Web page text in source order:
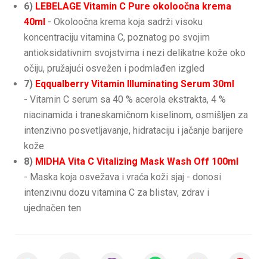
6) LEBELAGE Vitamin C Pure okoloočna krema
40ml - Okoloočna krema koja sadrži visoku
koncentraciju vitamina C, poznatog po svojim
antioksidativnim svojstvima i nezi delikatne kože oko
očiju, pružajući osvežen i podmlađen izgled
7) Eqqualberry Vitamin Illuminating Serum 30ml
- Vitamin C serum sa 40 % acerola ekstrakta, 4 %
niacinamida i traneskamičnom kiselinom, osmišljen za
intenzivno posvetljavanje, hidrataciju i jačanje barijere
kože
8) MIDHA Vita C Vitalizing Mask Wash Off 100ml
- Maska koja osvežava i vraća koži sjaj - donosi
intenzivnu dozu vitamina C za blistav, zdrav i
ujednačen ten